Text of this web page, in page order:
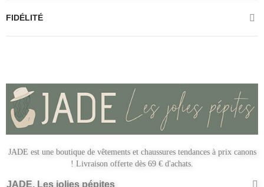
FIDÉLITÉ
JADE est une boutique de vêtements et chaussures tendances à prix canons
! Livraison offerte dès 69 € d'achats.
JADE, Les jolies pépites